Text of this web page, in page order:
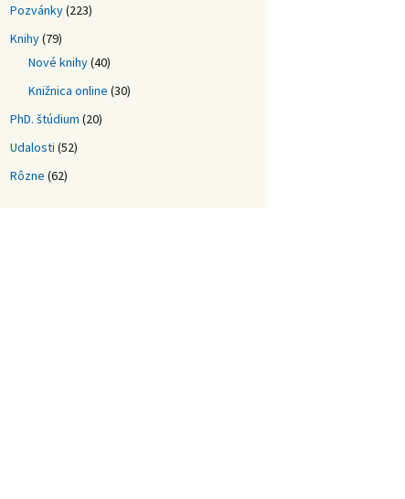
Pozvánky(223)
Knihy(79)
Nové knihy(40)
Knižnica online (30)
PhD. štúdium (20)
Udalosti (52)
Rôzne (62)